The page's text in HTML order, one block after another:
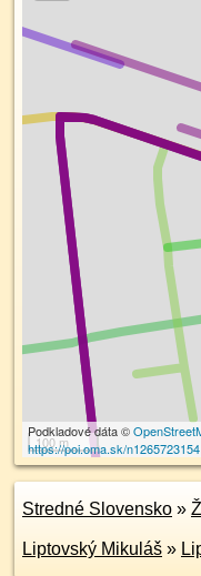
100 m
Podkladové dáta ©
https://poi.oma.sk/n1265723154
Stredné Slovensko »
Liptovský Mikuláš »